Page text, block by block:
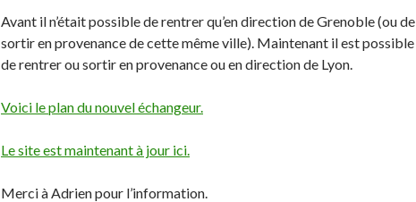
Avant il n’était possible de rentrer qu’en direction de Grenoble (ou de
sortir en provenance de cette même ville). Maintenant il est possible
de rentrer ou sortir en provenance ou en direction de Lyon.
Voici le plan du nouvel échangeur.
Le site est maintenant à jour ici.
Merci à Adrien pour l’information.